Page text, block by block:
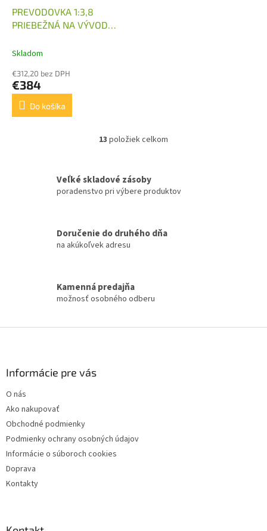
PREVODOVKA 1:3,8
PRIEBEŽNÁ NA VÝVOD
Skladom
€312,20 bez DPH
€384
Do košíka
O
á
d
e
y
v
p
13 položiek celkom
Veľké skladové zásoby
poradenstvo pri výbere produktov
Doručenie do druhého dňa
na akúkoľvek adresu
Kamenná predajňa
možnosť osobného odberu
Informácie pre vás
O nás
Ako nakupovať
Obchodné podmienky
Podmienky ochrany osobných údajov
Informácie o súboroch cookies
Doprava
Kontakty